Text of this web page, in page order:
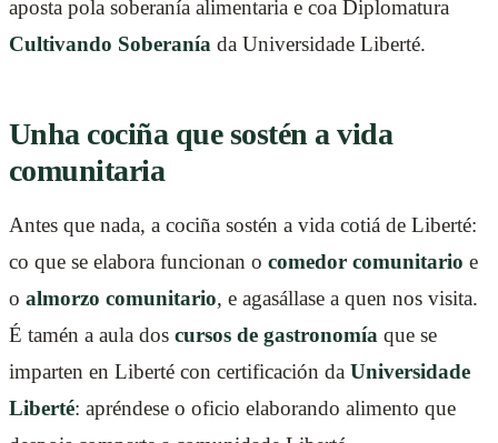
aposta pola soberanía alimentaria e coa Diplomatura
Cultivando Soberanía da Universidade Liberté.
Unha cociña que sostén a vida
comunitaria
Antes que nada, a cociña sostén a vida cotiá de Liberté:
co que se elabora funcionan o comedor comunitario e
o almorzo comunitario, e agasállase a quen nos visita.
É tamén a aula dos cursos de gastronomía que se
imparten en Liberté con certificación da Universidade
Liberté: apréndese o oficio elaborando alimento que